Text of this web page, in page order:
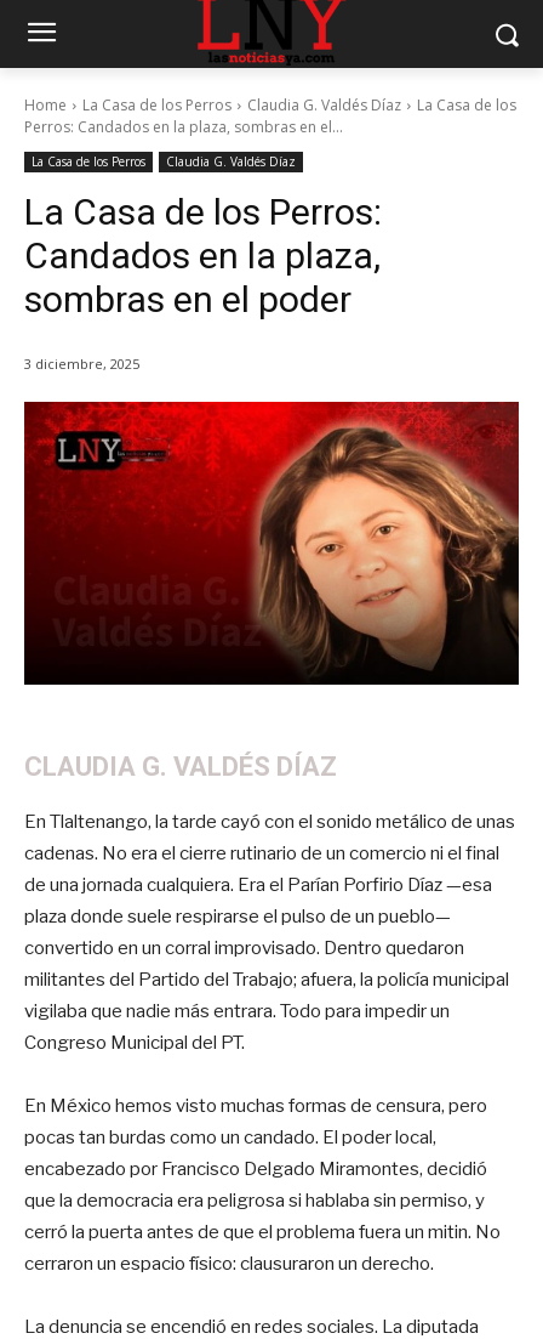
Home La Casa de los Perros Claudia G. Valdés Díaz
La Casa de los
Perros: Candados en la plaza, sombras en el...
La Casa de los Perros Claudia G. Valdés Díaz
La Casa de los Perros:
Candados en la plaza,
sombras en el poder
3 diciembre, 2025
CLAUDIA G. VALDÉS DÍAZ
En Tlaltenango, la tarde cayó con el sonido metálico de unas
cadenas. No era el cierre rutinario de un comercio ni el final
de una jornada cualquiera. Era el Parían Porfirio Díaz —esa
plaza donde suele respirarse el pulso de un pueblo—
convertido en un corral improvisado. Dentro quedaron
militantes del Partido del Trabajo; afuera, la policía municipal
vigilaba que nadie más entrara. Todo para impedir un
Congreso Municipal del PT.
En México hemos visto muchas formas de censura, pero
pocas tan burdas como un candado. El poder local,
encabezado por Francisco Delgado Miramontes, decidió
que la democracia era peligrosa si hablaba sin permiso, y
cerró la puerta antes de que el problema fuera un mitin. No
cerraron un espacio físico: clausuraron un derecho.
La denuncia se encendió en redes sociales. La diputada